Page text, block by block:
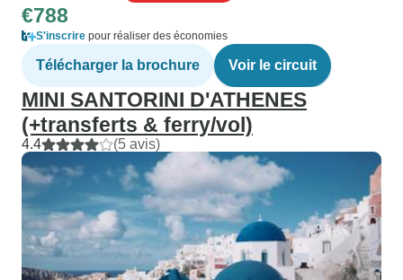
€788
S'inscrire pour réaliser des économies
Télécharger la brochure Voir le circuit
MINI SANTORINI D'ATHENES
(+transferts & ferry/vol)
4.4 (5 avis)